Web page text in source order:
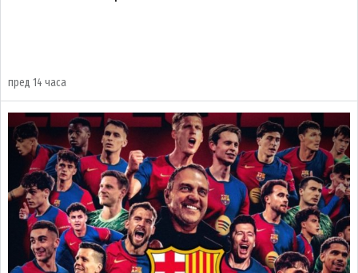
пред 14 часа